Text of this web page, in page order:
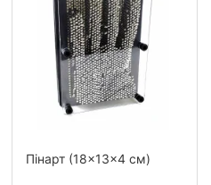
Пінарт (18×13×4 см)